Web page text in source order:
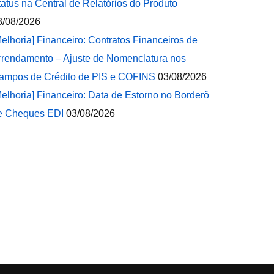
na Central de Relatórios do Produto
08/2026
Financeiro: Contratos Financeiros de
– Ajuste de Nomenclatura nos
de Crédito de PIS e COFINS 03/08/2026
Financeiro: Data de Estorno no Borderô
Cheques EDI 03/08/2026